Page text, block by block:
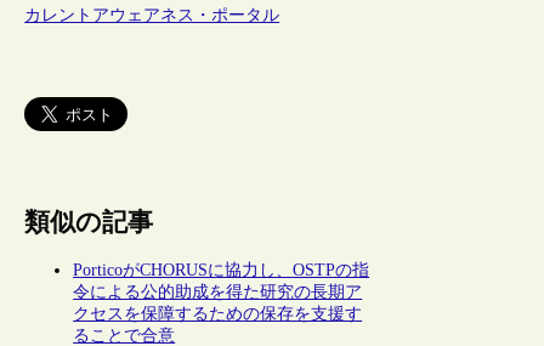
カレントアウェアネス・ポータル
類似の記事
PorticoがCHORUSに協力し、OSTPの指
令による公的助成を得た研究の長期ア
クセスを保障するための保存を支援す
ることで合意